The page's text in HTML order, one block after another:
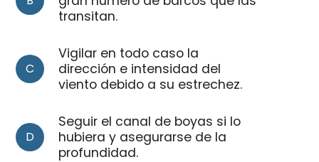
transitan.
C
Vigilar en todo caso la
dirección e intensidad del
viento debido a su estrechez.
D
Seguir el canal de boyas si lo
hubiera y asegurarse de la
profundidad.